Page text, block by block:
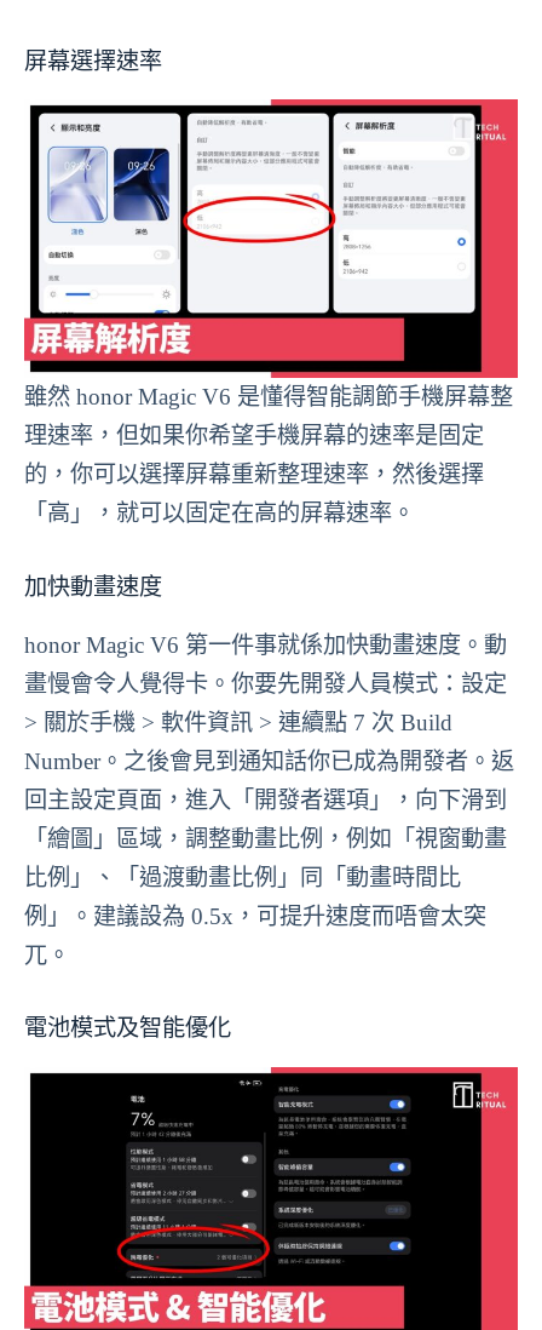
屏幕選擇速率
雖然 honor Magic V6 是懂得智能調節手機屏幕整
理速率，但如果你希望手機屏幕的速率是固定
的，你可以選擇屏幕重新整理速率，然後選擇
「高」，就可以固定在高的屏幕速率。
加快動畫速度
honor Magic V6 第一件事就係加快動畫速度。動
畫慢會令人覺得卡。你要先開發人員模式：設定
> 關於手機 > 軟件資訊 > 連續點 7 次 Build
Number。之後會見到通知話你已成為開發者。返
回主設定頁面，進入「開發者選項」，向下滑到
「繪圖」區域，調整動畫比例，例如「視窗動畫
比例」、「過渡動畫比例」同「動畫時間比
例」。建議設為 0.5x，可提升速度而唔會太突
兀。
電池模式及智能優化